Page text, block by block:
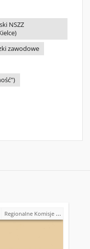
NSZZ
zawodowe
Regionalne Komisje Koordynacyjne NSZZ "Solidarność"